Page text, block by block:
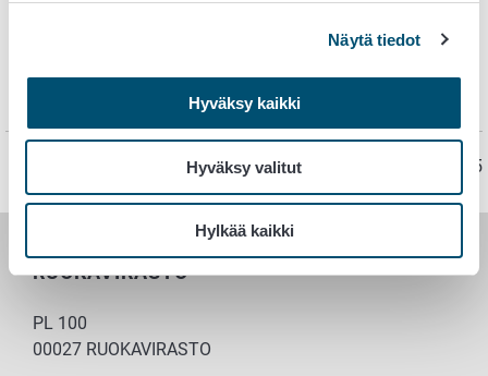
Näytä tiedot
Hyväksy kaikki
Hyväksy valitut
Hylkää kaikki
(pdf)
Lemmikit kaupoissa ja ravintoloissa
Sivu on viimeksi päivitetty 7.5.2025
RUOKAVIRASTO
PL 100
00027 RUOKAVIRASTO